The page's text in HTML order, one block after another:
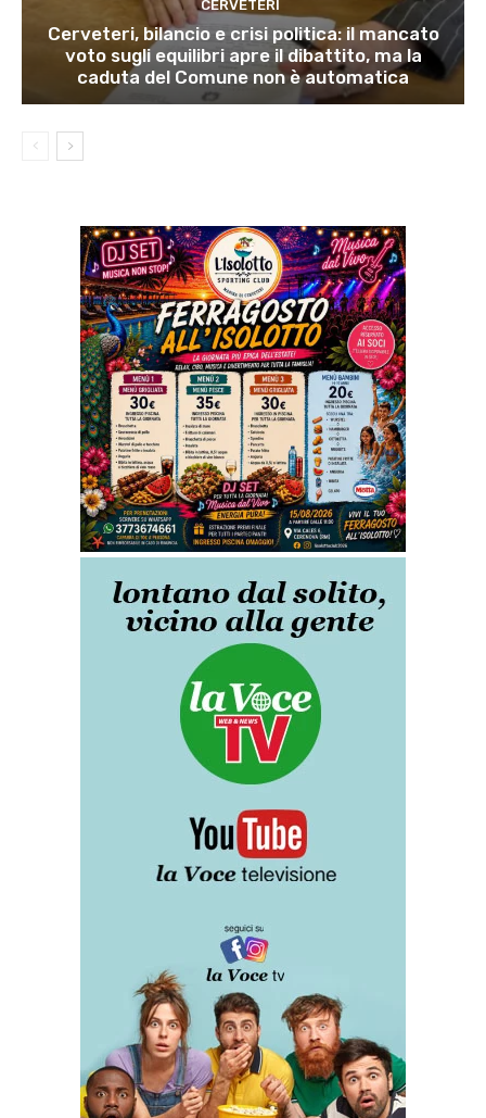
CERVETERI
Cerveteri, bilancio e crisi politica: il mancato
voto sugli equilibri apre il dibattito, ma la
caduta del Comune non è automatica